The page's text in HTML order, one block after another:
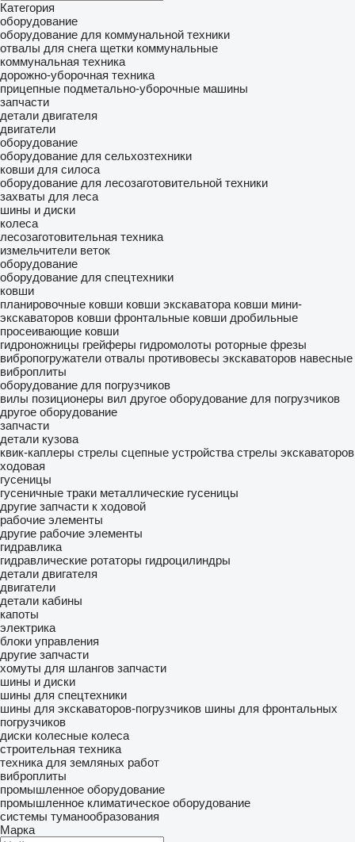
Категория
оборудование
оборудование для коммунальной техники
отвалы для снега щетки коммунальные
коммунальная техника
дорожно-уборочная техника
прицепные подметально-уборочные машины
запчасти
детали двигателя
двигатели
оборудование
оборудование для сельхозтехники
ковши для силоса
оборудование для лесозаготовительной техники
захваты для леса
шины и диски
колеса
лесозаготовительная техника
измельчители веток
оборудование
оборудование для спецтехники
ковши
планировочные ковши ковши экскаватора ковши мини-
экскаваторов ковши фронтальные ковши дробильные
просеивающие ковши
гидроножницы грейферы гидромолоты роторные фрезы
вибропогружатели отвалы противовесы экскаваторов навесные
виброплиты
оборудование для погрузчиков
вилы позиционеры вил другое оборудование для погрузчиков
другое оборудование
запчасти
детали кузова
квик-каплеры стрелы сцепные устройства стрелы экскаваторов
ходовая
гусеницы
гусеничные траки металлические гусеницы
другие запчасти к ходовой
рабочие элементы
другие рабочие элементы
гидравлика
гидравлические ротаторы гидроцилиндры
детали двигателя
двигатели
детали кабины
капоты
электрика
блоки управления
другие запчасти
хомуты для шлангов запчасти
шины и диски
шины для спецтехники
шины для экскаваторов-погрузчиков шины для фронтальных
погрузчиков
диски колесные колеса
строительная техника
техника для земляных работ
виброплиты
промышленное оборудование
промышленное климатическое оборудование
системы туманообразования
Марка